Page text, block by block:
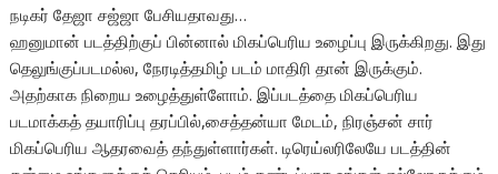
நடிகர் தேஜா சஜ்ஜா பேசியதாவது…
ஹனுமான் படத்திற்குப் பின்னால் மிகப்பெரிய உழைப்பு இருக்கிறது. இது
தெலுங்குப்படமல்ல, நேரடித்தமிழ் படம் மாதிரி தான் இருக்கும்.
அதற்காக நிறைய உழைத்துள்ளோம். இப்படத்தை மிகப்பெரிய
படமாக்கத் தயாரிப்பு தரப்பில்,சைத்தன்யா மேடம், நிரஞ்சன் சார்
மிகப்பெரிய ஆதரவைத் தந்துள்ளார்கள். டிரெய்லரிலேயே படத்தின்